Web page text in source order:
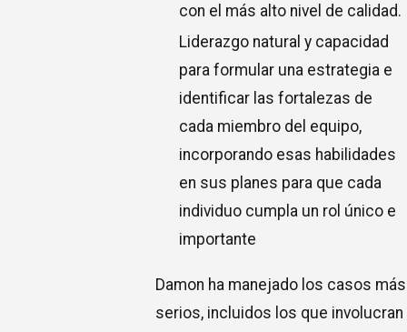
con el más alto nivel de calidad.
Liderazgo natural y capacidad
para formular una estrategia e
identificar las fortalezas de
cada miembro del equipo,
incorporando esas habilidades
en sus planes para que cada
individuo cumpla un rol único e
importante
Damon ha manejado los casos más
serios, incluidos los que involucran